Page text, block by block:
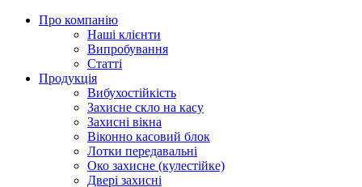
Про компанію
Наші клієнти
Випробування
Статті
Продукція
Вибухостійкість
Захисне скло на касу
Захисні вікна
Віконно касовий блок
Лотки передавальні
Око захисне (кулестійке)
Двері захисні